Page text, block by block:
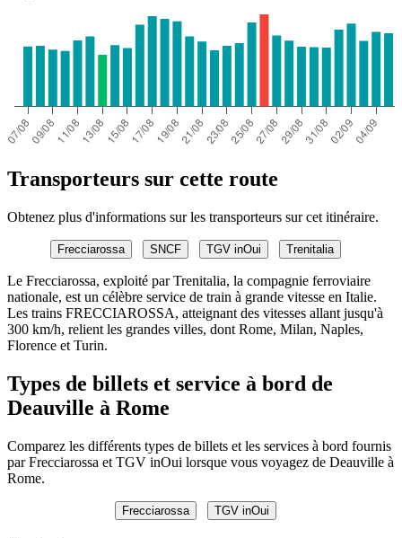
Transporteurs sur cette route
Obtenez plus d'informations sur les transporteurs sur cet itinéraire.
Frecciarossa SNCF TGV inOui Trenitalia
Le Frecciarossa, exploité par Trenitalia, la compagnie ferroviaire
nationale, est un célèbre service de train à grande vitesse en Italie.
Les trains FRECCIAROSSA, atteignant des vitesses allant jusqu'à
300 km/h, relient les grandes villes, dont Rome, Milan, Naples,
Florence et Turin.
Types de billets et service à bord de
Deauville à Rome
Comparez les différents types de billets et les services à bord fournis
par Frecciarossa et TGV inOui lorsque vous voyagez de Deauville à
Rome.
Frecciarossa TGV inOui